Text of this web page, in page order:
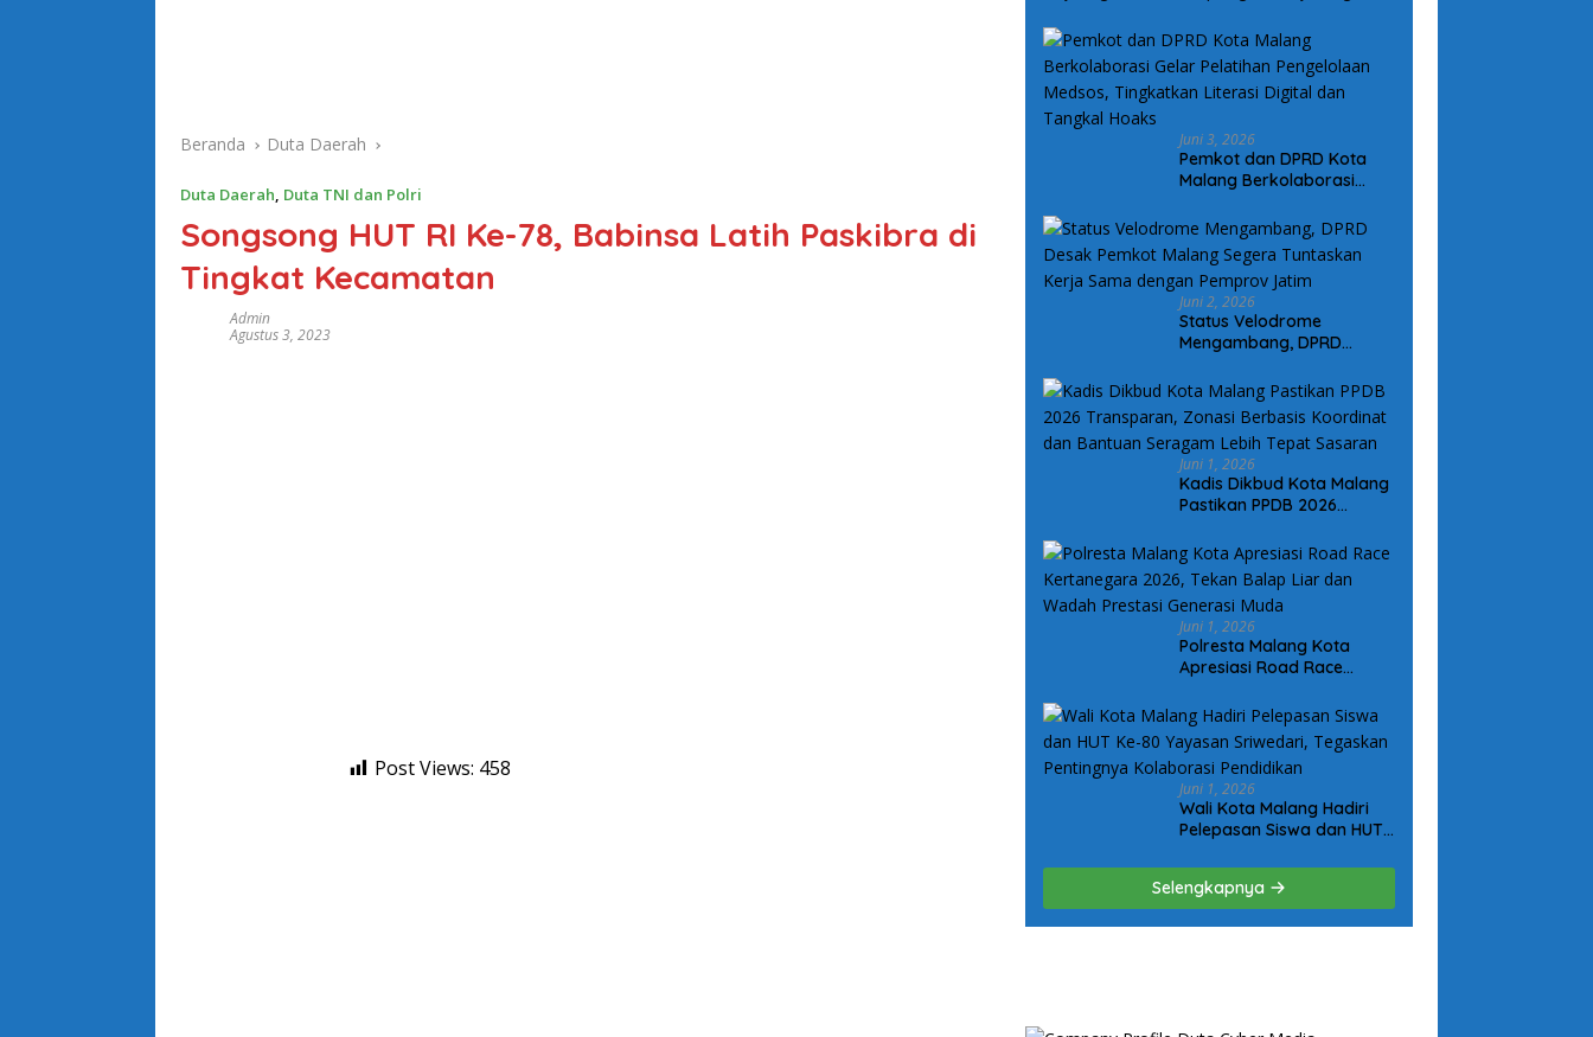
Beranda Duta Daerah
Duta Daerah, Duta TNI dan Polri
Songsong HUT RI Ke-78, Babinsa Latih Paskibra di
Tingkat Kecamatan
Admin
Agustus 3, 2023
Post Views: 458
Juni 3, 2026
Pemkot dan DPRD Kota
Malang Berkolaborasi
Pengelolaan Medsos,
Tingkatkan Literasi Digital
dan Tangkal Hoaks
Juni 2, 2026
Status Velodrome
Mengambang, DPRD
Segera Tuntaskan Kerja
Sama dengan Pemprov
Jatim
Juni 1, 2026
Kadis Dikbud Kota Malang
Pastikan PPDB 2026
Berbasis Koordinat dan
Bantuan Seragam Lebih
Tepat Sasaran
Juni 1, 2026
Polresta Malang Kota
Apresiasi Road Race
Balap Liar dan Wadah
Prestasi Generasi Muda
Juni 1, 2026
Wali Kota Malang Hadiri
Pelepasan Siswa dan HUT
Tegaskan Pentingnya
Kolaborasi Pendidikan
Selengkapnya